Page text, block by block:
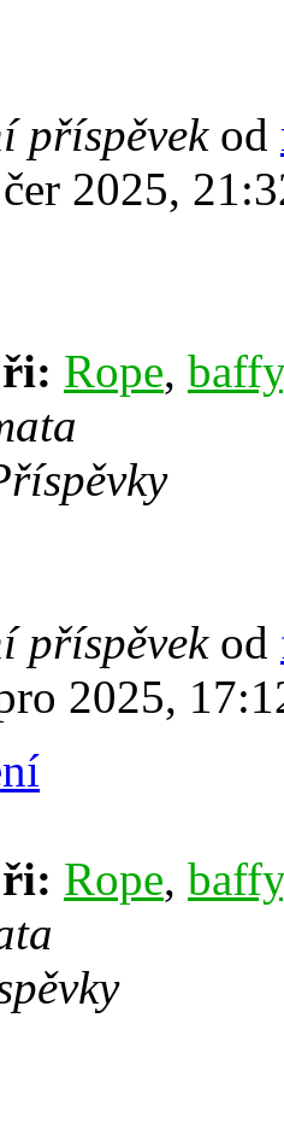
příspěvekod
2025,
Rope, baffy
příspěvekod
2025,
Rope, baffy